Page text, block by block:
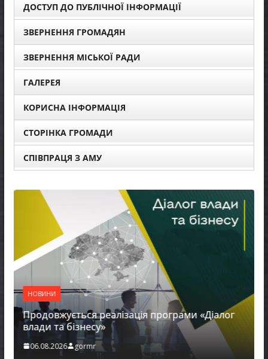
ДОСТУП ДО ПУБЛІЧНОЇ ІНФОРМАЦІЇ
ЗВЕРНЕННЯ ГРОМАДЯН
ЗВЕРНЕННЯ МІСЬКОЇ РАДИ
ГАЛЕРЕЯ
КОРИСНА ІНФОРМАЦІЯ
СТОРІНКА ГРОМАДИ
СПІВПРАЦЯ З АМУ
НОВИНИ
Продовжується реалізація програми «Діалог
влади та бізнесу»
06.08.2026 gormr